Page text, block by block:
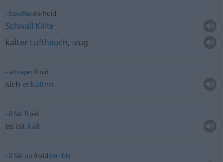
bouffée de froid
Schwall Kälte
kalter Lufthauch, -zug
attraperfroid
sich erkälten
il fait froid
es ist kalt
il fait un froidterrible